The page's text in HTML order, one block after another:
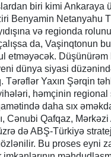
biri kimi Ankaraya
Benyamin Netanyahu
və regionda
da, Vaşinqtonun
etməyəcək.
dünya siyasi
Tərəflər Yaxın Şərqin
həmçinin regional
daha sıx
Cənubi Qafqaz,
də ABŞ-Türkiyə
Bu proses eyni